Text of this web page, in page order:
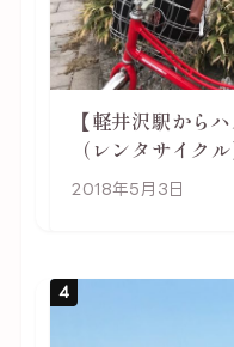
【軽井沢駅から
（レンタサイク
行は自転車利用が
2018年5月3日
4